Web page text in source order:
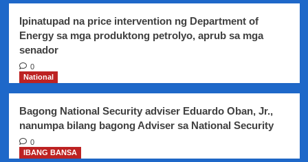
inirekomendang
kasuhan
ng
mga
materials
Ipinatupad na price intervention ng Department of
Energy sa mga produktong petrolyo, aprub sa mga
senador
0
National
Bagong National Security adviser Eduardo Oban, Jr.,
nanumpa bilang bagong Adviser sa National Security
0
IBANG BANSA